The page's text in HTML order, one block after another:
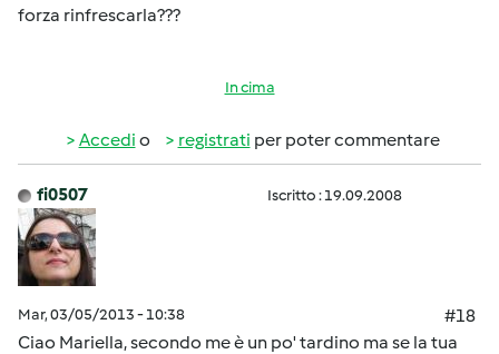
forza rinfrescarla???
In cima
Accedi o registrati per poter commentare
fi0507 Iscritto : 19.09.2008
Mar, 03/05/2013 - 10:38
#18
Ciao Mariella, secondo me è un po' tardino ma se la tua